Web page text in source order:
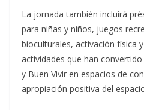
La jornada también incluirá
para niñas y niños, juegos
bioculturales, activación física
actividades que han
y Buen Vivir en espacios de
apropiación positiva del